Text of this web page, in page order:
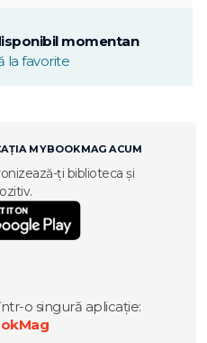
momentan
la favorite
MYBOOKMAG ACUM
ți biblioteca și
o singură aplicație: